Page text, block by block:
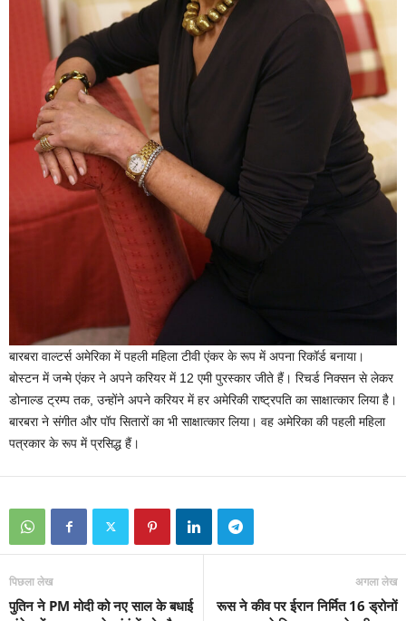
बारबरा वाल्टर्स अमेरिका में पहली महिला टीवी एंकर के रूप में अपना रिकॉर्ड बनाया।
बोस्टन में जन्मे एंकर ने अपने करियर में 12 एमी पुरस्कार जीते हैं। रिचर्ड निक्सन से लेकर
डोनाल्ड ट्रम्प तक, उन्होंने अपने करियर में हर अमेरिकी राष्ट्रपति का साक्षात्कार लिया है।
बारबरा ने संगीत और पॉप सितारों का भी साक्षात्कार लिया। वह अमेरिका की पहली महिला
पत्रकार के रूप में प्रसिद्ध हैं।
पिछला लेख
पुतिन ने PM मोदी को नए साल के बधाई
अगला लेख
रूस ने कीव पर ईरान निर्मित 16 ड्रोनों